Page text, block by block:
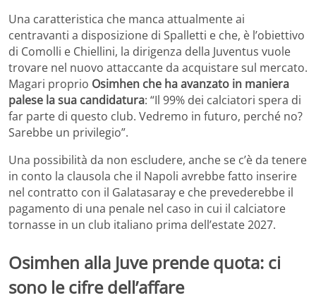
Una caratteristica che manca attualmente ai
centravanti a disposizione di Spalletti e che, è l’obiettivo
di Comolli e Chiellini, la dirigenza della Juventus vuole
trovare nel nuovo attaccante da acquistare sul mercato.
Magari proprio Osimhen che ha avanzato in maniera
palese la sua candidatura: “Il 99% dei calciatori spera di
far parte di questo club. Vedremo in futuro, perché no?
Sarebbe un privilegio”.
Una possibilità da non escludere, anche se c’è da tenere
in conto la clausola che il Napoli avrebbe fatto inserire
nel contratto con il Galatasaray e che prevederebbe il
pagamento di una penale nel caso in cui il calciatore
tornasse in un club italiano prima dell’estate 2027.
Osimhen alla Juve prende quota: ci
sono le cifre dell’affare